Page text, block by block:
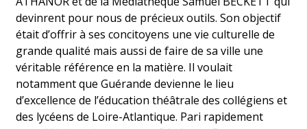
devinrent pour nous de précieux outils. Son objectif
était d’offrir à ses concitoyens une vie culturelle de
grande qualité mais aussi de faire de sa ville une
véritable référence en la matière. Il voulait
notamment que Guérande devienne le lieu
d’excellence de l’éducation théâtrale des collégiens et
des lycéens de Loire-Atlantique. Pari rapidement